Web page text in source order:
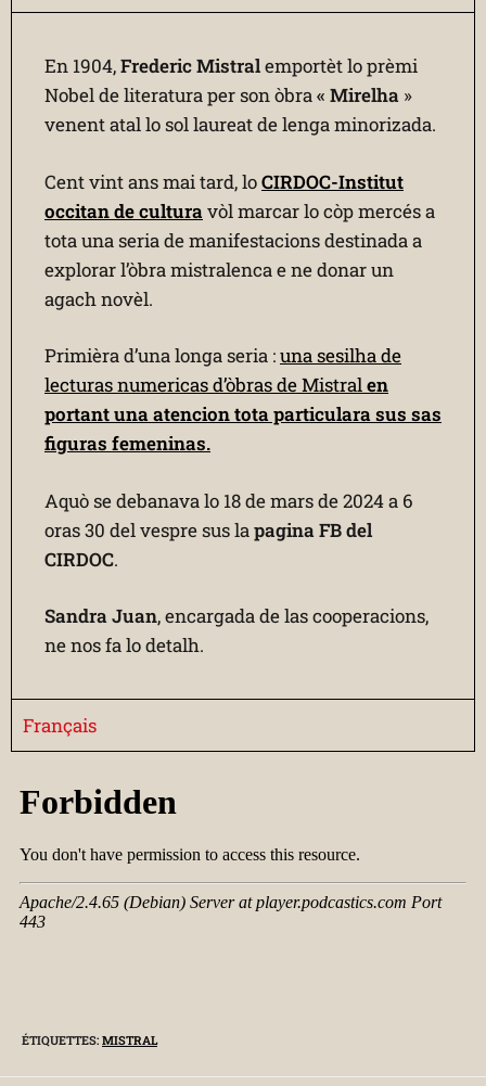
En 1904,Frederic Mistralemportèt lo prèmi
Nobel de literatura per son òbra« Mirelha »
venent atal lo sol laureat de lenga minorizada.
Cent vint ans mai tard, loCIRDOC-Institut
occitan de cultura vòl marcar lo còp mercés a
tota una seria de manifestacions destinada a
explorar l’òbra mistralenca e ne donar un
agach novèl.
Primièra d’una longa seria :una sesilha de
lecturas numericas d’òbras de Mistralen
portant una atencion tota particulara sus sas
figuras femeninas.
Aquò se debanava lo 18 de mars de 2024 a 6
oras 30 del vespre sus la pagina FB del
CIRDOC.
Sandra Juan, encargada de las cooperacions,
ne nos fa lo detalh.
Français
ÉTIQUETTES: MISTRAL